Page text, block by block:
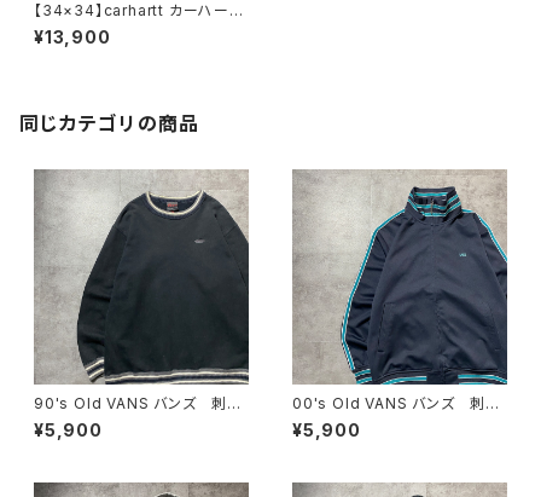
【34×34】carhartt カーハー
ト ダブルニー ジッパーフラ
イ ペンキ飛び ブラック ペ
¥13,900
同じカテゴリの商品
90's Old VANS バンズ 刺繍
ワンポイント ラインリブ ヘビ
ーオンス ブラック 黒 スウェ
¥5,900
00's Old VANS バンズ 刺繍
ワンポイント ラインリブ ネイ
ビー ジャージ トラックジャケ
¥5,900